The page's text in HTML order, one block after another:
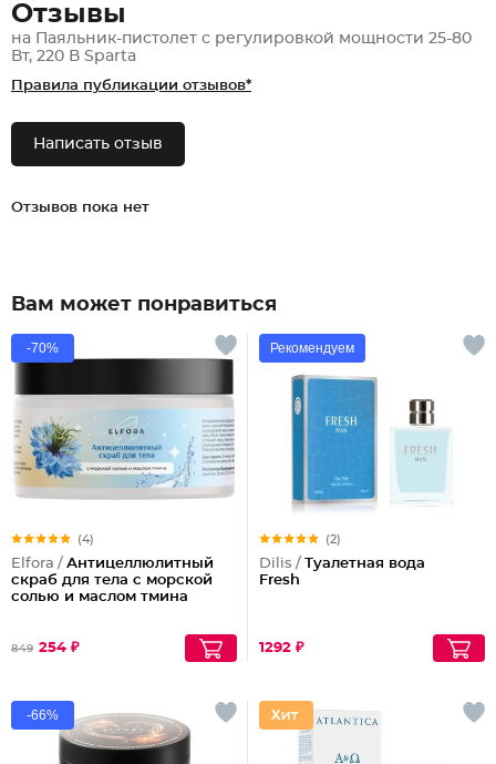
Отзывы
на Паяльник-пистолет с регулировкой мощности 25-80
Вт, 220 В Sparta
Правила публикации отзывов*
Написать отзыв
Отзывов пока нет
Вам может понравиться
-70%
(4)
Elfora / Антицеллюлитный
скраб для тела с морской
солью и маслом тмина
849 254 ₽
Рекомендуем
(2)
Dilis / Туалетная вода
Fresh
1292 ₽
-66%